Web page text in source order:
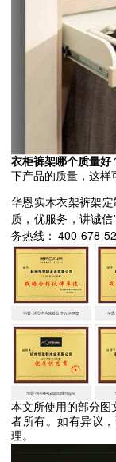
衣柜裤架哪个质量好
下产品的质量，这样
华恩实木衣架裤架
质，优服务，讲诚信
务热线： 400-678-
本文所使用的部分图
者所有。如有异议
理。